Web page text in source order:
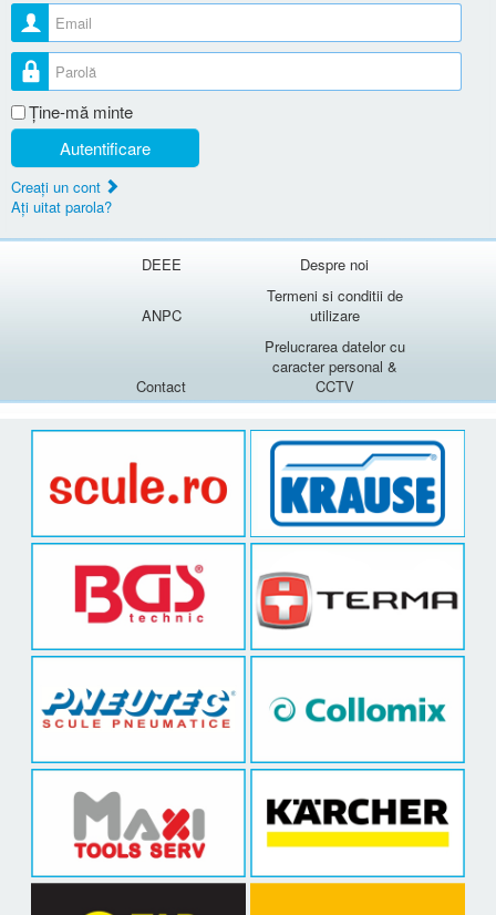
Nume utilizator
Parolă
Ţine-mă minte
Autentificare
Creaţi un cont
Aţi uitat parola?
DEEE Despre noi
ANPC
Termeni si conditii de
utilizare
Contact
Prelucrarea datelor cu
caracter personal &
CCTV